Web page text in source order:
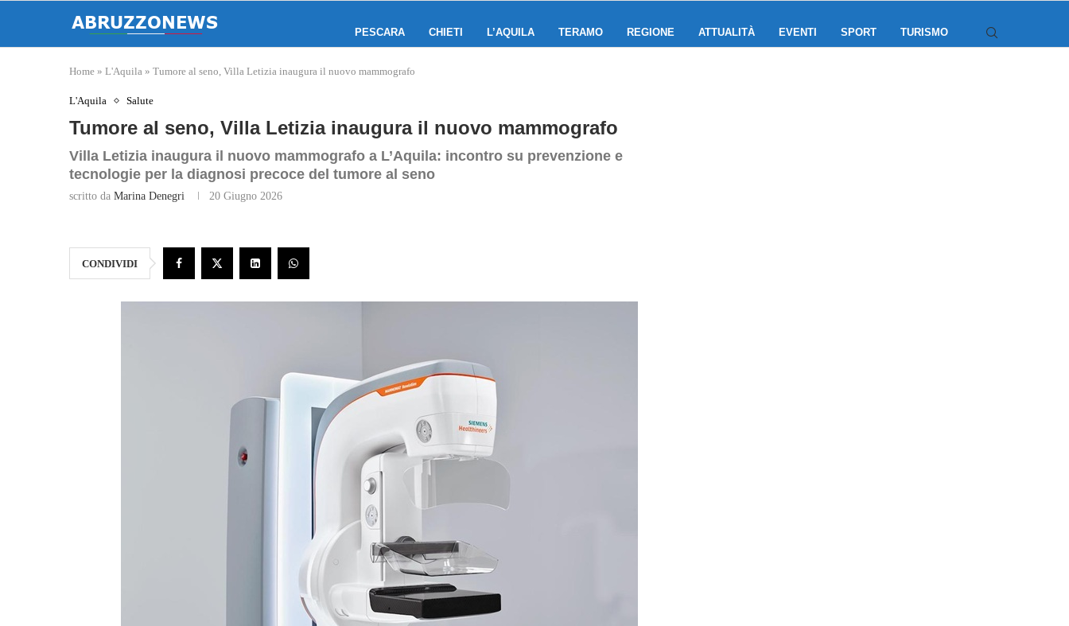
PESCARA CHIETI L’AQUILA TERAMO REGIONE ATTUALITÀ EVENTI SPORT TURISMO
Home » L'Aquila » Tumore al seno, Villa Letizia inaugura il nuovo mammografo
L'Aquila Salute
Tumore al seno, Villa Letizia inaugura il nuovo mammografo
Villa Letizia inaugura il nuovo mammografo a L’Aquila: incontro su prevenzione e
tecnologie per la diagnosi precoce del tumore al seno
scritto da Marina Denegri 20 Giugno 2026
CONDIVIDI